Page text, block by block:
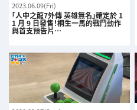
2023.06.09(Fri)
「人中之龍7外傳 英雄無名」確定於 1
1 月 9 日發售！桐生一馬的戰鬥動作
與首支預告片…